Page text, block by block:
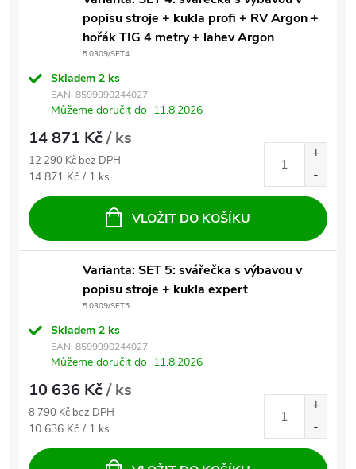
popisu stroje + kukla profi + RV Argon +
hořák TIG 4 metry + lahev Argon
5.0309/SET4
Skladem 2 ks
EAN: 8599990244027
Můžeme doručit do 11.8.2026
14 871 Kč/ ks
12 290 Kč bez DPH
Měrná cena:
14 871 Kč / 1 ks
VLOŽIT DO KOŠÍKU
Varianta: SET 5: svářečka s výbavou v
popisu stroje + kukla expert
5.0309/SET5
Skladem 2 ks
EAN: 8599990244027
Můžeme doručit do 11.8.2026
10 636 Kč/ ks
8 790 Kč bez DPH
Měrná cena:
10 636 Kč / 1 ks